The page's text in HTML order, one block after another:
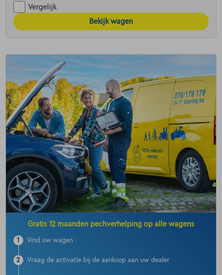
Vergelijk
Bekijk wagen
Gratis 12 maanden pechverhelping op alle wagens
1 Vind uw wagen
2 Vraag de activatie bij de aankoop aan uw dealer